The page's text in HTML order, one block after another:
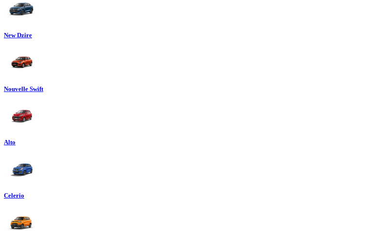
New Dzire
Nouvelle Swift
Alto
Celerio